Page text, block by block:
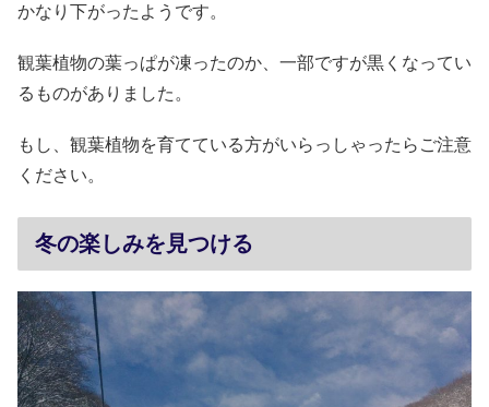
かなり下がったようです。
観葉植物の葉っぱが凍ったのか、一部ですが黒くなってい
るものがありました。
もし、観葉植物を育てている方がいらっしゃったらご注意
ください。
冬の楽しみを見つける